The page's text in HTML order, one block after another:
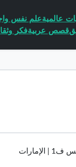
عالميةعلم نفس
قصص عربيةفكر